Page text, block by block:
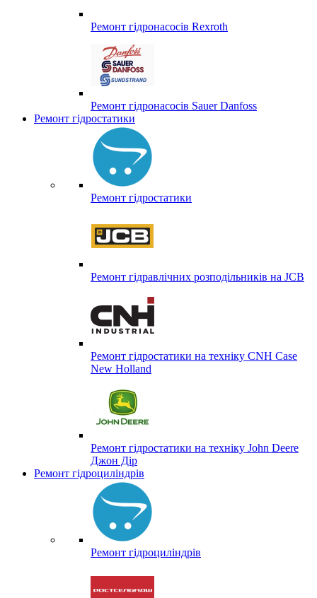
Ремонт гідронасосів Rexroth
Ремонт гідронасосів Sauer Danfoss
Ремонт гідростатики
Ремонт гідростатики
Ремонт гідравлічних розподільників на JCB
Ремонт гідростатики на техніку CNH Case
New Holland
Ремонт гідростатики на техніку John Deere
Джон Дір
Ремонт гідроциліндрів
Ремонт гідроциліндрів